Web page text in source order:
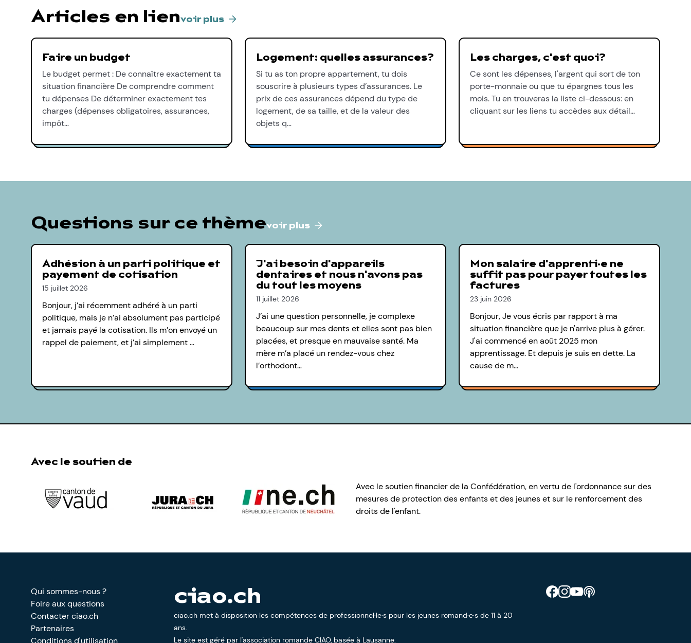
Articles en lienvoir plus
Faire un budget
Le budget permet : De connaître exactement ta
situation financière De comprendre comment
tu dépenses De déterminer exactement tes
charges (dépenses obligatoires, assurances,
impôt…
Logement: quelles assurances?
Si tu as ton propre appartement, tu dois
souscrire à plusieurs types d’assurances. Le
prix de ces assurances dépend du type de
logement, de sa taille, et de la valeur des
objets q…
Les charges, c'est quoi?
Ce sont les dépenses, l'argent qui sort de ton
porte-monnaie ou que tu épargnes tous les
mois. Tu en trouveras la liste ci-dessous: en
cliquant sur les liens tu accèdes aux détail…
Questions sur ce thèmevoir plus
Adhésion à un parti politique et
payement de cotisation
15 juillet 2026
Bonjour, j’ai récemment adhéré à un parti
politique, mais je n’ai absolument pas participé
et jamais payé la cotisation. Ils m’on envoyé un
rappel de paiement, et j’ai simplement …
J'ai besoin d'appareils
dentaires et nous n'avons pas
du tout les moyens
11 juillet 2026
J’ai une question personnelle, je complexe
beaucoup sur mes dents et elles sont pas bien
placées, et presque en mauvaise santé. Ma
mère m’a placé un rendez-vous chez
l’orthodont…
Mon salaire d'apprenti·e ne
suffit pas pour payer toutes les
factures
23 juin 2026
Bonjour, Je vous écris par rapport à ma
situation financière que je n'arrive plus à gérer.
J'ai commencé en août 2025 mon
apprentissage. Et depuis je suis en dette. La
cause de m…
Avec le soutien de
Avec le soutien financier de la Confédération, en vertu de l'ordonnance sur des
mesures de protection des enfants et des jeunes et sur le renforcement des
droits de l'enfant.
Retrouve CIAO sur Facebook
Retrouve CIAO sur Instagram
Retrouve CIAO sur YouTube
Découvre notre podcast
Qui sommes-nous ?
Foire aux questions
Contacter ciao.ch
Partenaires
Conditions d'utilisation
ciao.ch
ciao.ch met à disposition les compétences de professionnel·le·s pour les jeunes romand·e·s de 11 à 20
ans.
Le site est géré par l'association romande CIAO, basée à Lausanne.